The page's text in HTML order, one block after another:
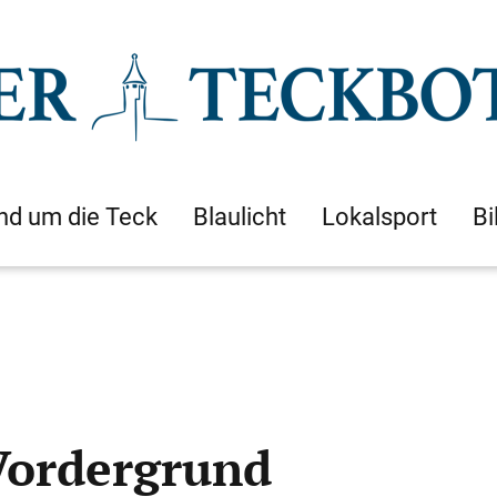
um die Teck Blaulicht Lokalsport